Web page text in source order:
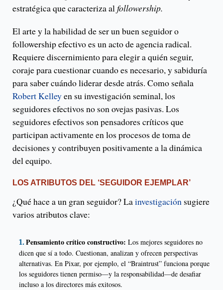
estratégica que caracteriza alfollowership.
El arte y la habilidad de ser un buen seguidor o
followership efectivo es un acto de agencia radical.
Requiere discernimiento para elegir a quién seguir,
coraje para cuestionar cuando es necesario, y sabiduría
para saber cuándo liderar desde atrás. Como señala
Robert Kelleyen su investigación seminal, los
seguidores efectivos no son ovejas pasivas. Los
seguidores efectivos son pensadores críticos que
participan activamente en los procesos de toma de
decisiones y contribuyen positivamente a la dinámica
del equipo.
LOS ATRIBUTOS DEL ‘SEGUIDOR EJEMPLAR’
¿Qué hace a un gran seguidor? Lainvestigación sugiere
varios atributos clave:
Pensamiento crítico constructivo: Los mejores seguidores no
dicen que sí a todo. Cuestionan, analizan y ofrecen perspectivas
alternativas. En Pixar, por ejemplo, el “Braintrust” funciona porque
los seguidores tienen permiso—y la responsabilidad—de desafiar
incluso a los directores más exitosos.